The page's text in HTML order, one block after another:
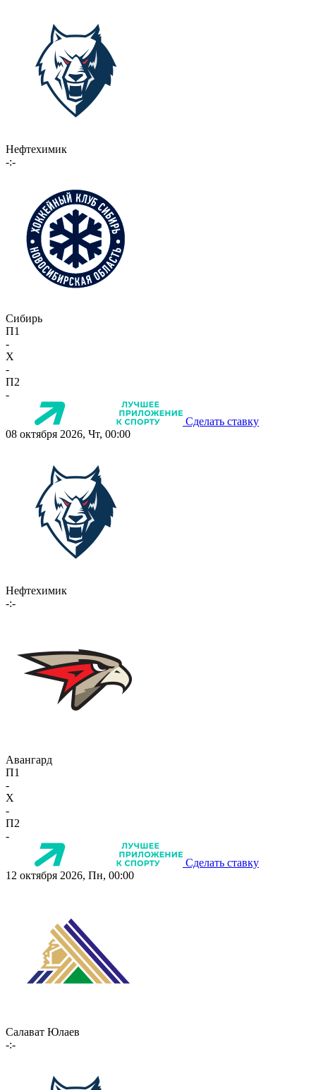
Нефтехимик
-:-
Сибирь
П1
-
X
-
П2
-
Сделать ставку
08 октября 2026, Чт, 00:00
Нефтехимик
-:-
Авангард
П1
-
X
-
П2
-
Сделать ставку
12 октября 2026, Пн, 00:00
Салават Юлаев
-:-